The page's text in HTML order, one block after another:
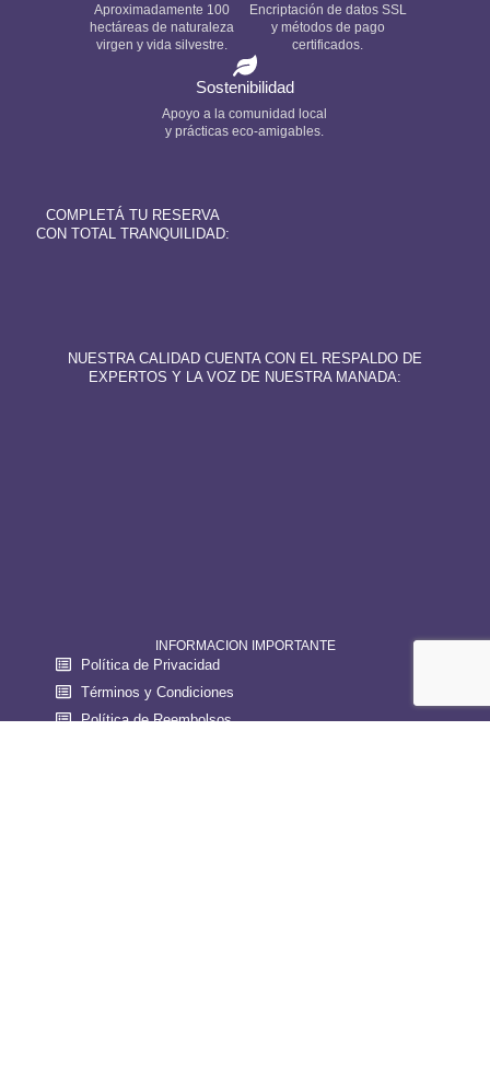
Aproximadamente 100
hectáreas de naturaleza
virgen y vida silvestre.
Encriptación de datos SSL
y métodos de pago
certificados.
Sostenibilidad
Apoyo a la comunidad local
y prácticas eco-amigables.
COMPLETÁ TU RESERVA
CON TOTAL TRANQUILIDAD:
NUESTRA CALIDAD CUENTA CON EL RESPALDO DE
EXPERTOS Y LA VOZ DE NUESTRA MANADA:
INFORMACION IMPORTANTE
Política de Privacidad
Términos y Condiciones
Política de Reembolsos